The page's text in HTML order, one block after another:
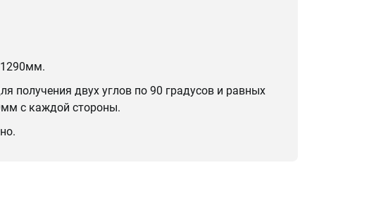
получения двух углов по 90 градусов и равных
с каждой стороны.